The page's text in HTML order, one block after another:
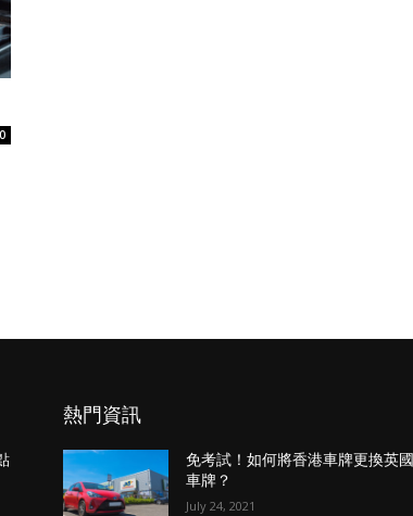
0
熱門資訊
免考試！如何將香港車牌更換英國
車牌？
July 24, 2021